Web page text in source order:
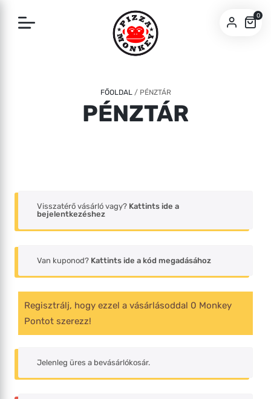
0
FŐOLDAL/ PÉNZTÁR
PÉNZTÁR
Visszatérő vásárló vagy? Kattints ide a
bejelentkezéshez
Van kuponod? Kattints ide a kód megadásához
Regisztrálj, hogy ezzel a vásárlásoddal 0 Monkey
Pontot szerezz!
Jelenleg üres a bevásárlókosár.